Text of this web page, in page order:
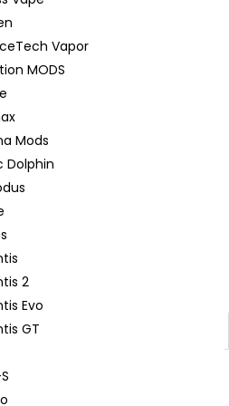
Vapor
MODS
Mods
Dolphin
2
Evo
GT
SS316 ATOMIZER 0,6OHM